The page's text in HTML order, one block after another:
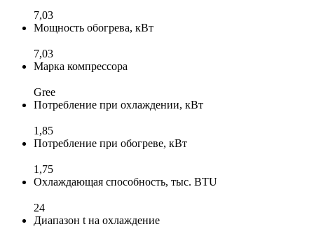
7,03
Мощность обогрева, кВт
7,03
Марка компрессора
Gree
Потребление при охлаждении, кВт
1,85
Потребление при обогреве, кВт
1,75
Охлаждающая способность, тыс. BTU
24
Диапазон t на охлаждение